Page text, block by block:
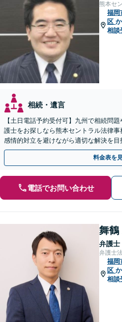
熊本セ
福岡
区
相談
相続・遺言
【土日電話予約受付可】九州で相続問
護士をお探しなら熊本セントラル法律事
感情的対立を避けながら適切な解決を
付可】【休日・夜間相談可】
料金表を
電話でお問い合わせ
舞鶴
弁護士
弁護士
福岡
区
相談